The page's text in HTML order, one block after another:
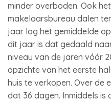
minder overboden. Ook
makelaarsbureau dalen
jaar lag het gemiddelde
dit jaar is dat gedaald
niveau van de jaren vóór
opzichte van het eerste
huis te verkopen. Over de
dat 36 dagen. Inmiddels is